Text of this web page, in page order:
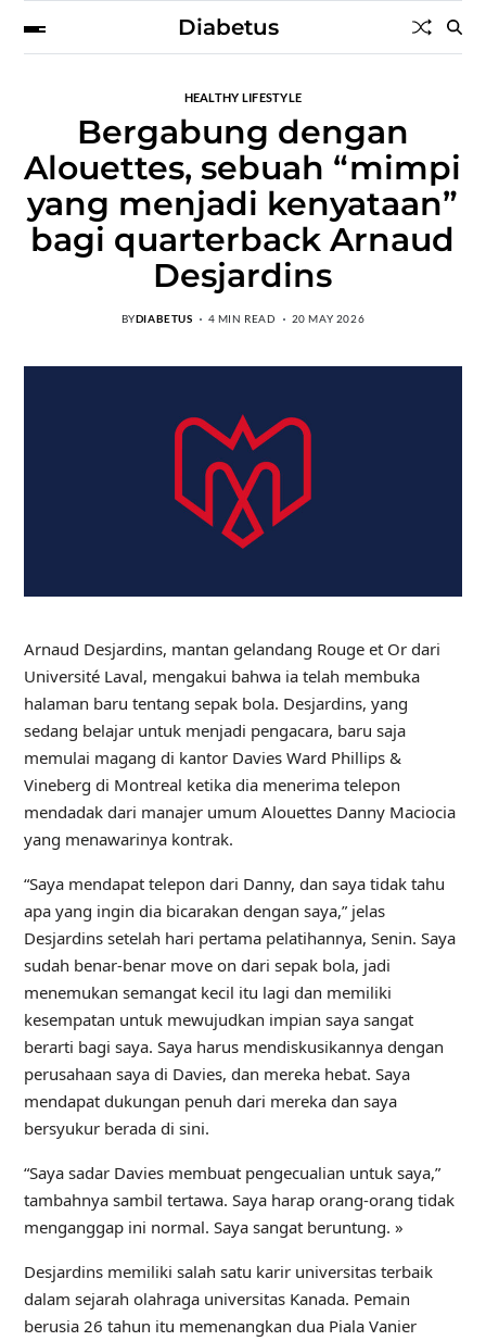
Diabetus
HEALTHY LIFESTYLE
Bergabung dengan
Alouettes, sebuah “mimpi
yang menjadi kenyataan”
bagi quarterback Arnaud
Desjardins
BYDIABETUS 4 MIN READ 20 MAY 2026
Arnaud Desjardins, mantan gelandang Rouge et Or dari
Université Laval, mengakui bahwa ia telah membuka
halaman baru tentang sepak bola. Desjardins, yang
sedang belajar untuk menjadi pengacara, baru saja
memulai magang di kantor Davies Ward Phillips &
Vineberg di Montreal ketika dia menerima telepon
mendadak dari manajer umum Alouettes Danny Maciocia
yang menawarinya kontrak.
“Saya mendapat telepon dari Danny, dan saya tidak tahu
apa yang ingin dia bicarakan dengan saya,” jelas
Desjardins setelah hari pertama pelatihannya, Senin. Saya
sudah benar-benar move on dari sepak bola, jadi
menemukan semangat kecil itu lagi dan memiliki
kesempatan untuk mewujudkan impian saya sangat
berarti bagi saya. Saya harus mendiskusikannya dengan
perusahaan saya di Davies, dan mereka hebat. Saya
mendapat dukungan penuh dari mereka dan saya
bersyukur berada di sini.
“Saya sadar Davies membuat pengecualian untuk saya,”
tambahnya sambil tertawa. Saya harap orang-orang tidak
menganggap ini normal. Saya sangat beruntung. »
Desjardins memiliki salah satu karir universitas terbaik
dalam sejarah olahraga universitas Kanada. Pemain
berusia 26 tahun itu memenangkan dua Piala Vanier